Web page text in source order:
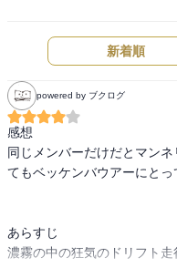
新着順
powered by ブクログ
感想
同じメンバーだけだとマン
てもベッケンバウアーにとっ
あらすじ
濃霧の中の狂気のドリフト走